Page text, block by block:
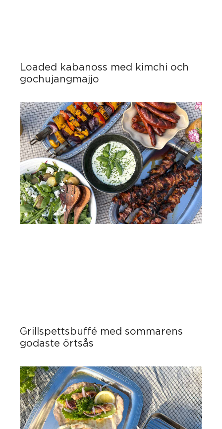
Loaded kabanoss med kimchi och
gochujangmajjo
Grillspettsbuffé med sommarens
godaste örtsås